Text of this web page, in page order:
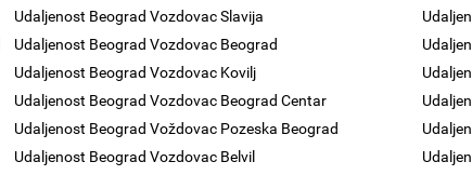
Udaljenost Beograd Vozdovac Slavija
Udaljenost Beograd Vozdovac Beograd
Udaljenost Beograd Vozdovac Kovilj
Udaljenost Beograd Vozdovac Beograd Centar
Udaljenost Beograd Voždovac Pozeska Beograd
Udaljenost Beograd Vozdovac Belvil